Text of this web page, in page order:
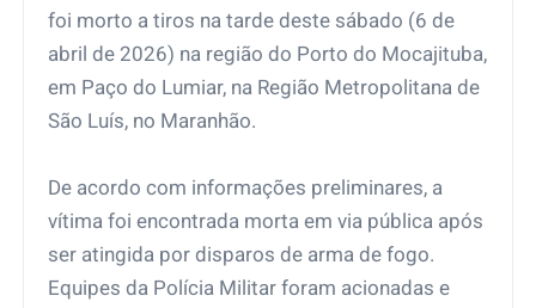
foi morto a tiros na tarde deste sábado (6 de
abril de 2026) na região do Porto do Mocajituba,
em Paço do Lumiar, na Região Metropolitana de
São Luís, no Maranhão.
De acordo com informações preliminares, a
vítima foi encontrada morta em via pública após
ser atingida por disparos de arma de fogo.
Equipes da Polícia Militar foram acionadas e